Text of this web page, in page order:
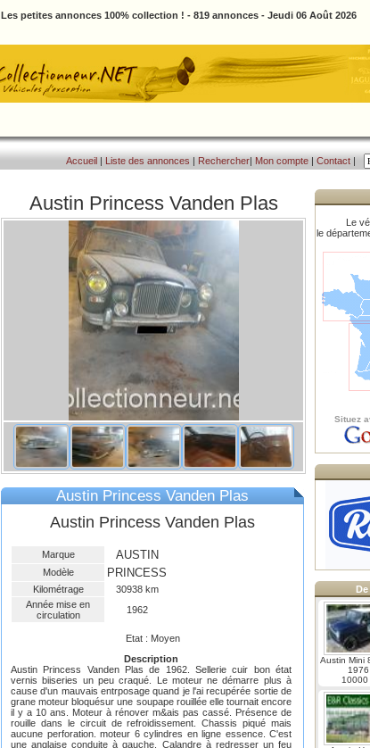
Les petites annonces 100% collection ! - 819 annonces - Jeudi 06 Août 2026
Accueil | Liste des annonces | Rechercher| Mon compte | Contact |
Austin Princess Vanden Plas
Austin Princess Vanden Plas
Austin Princess Vanden Plas
Marque AUSTIN
Modèle PRINCESS
Kilométrage
30938 km
Année mise en
circulation
1962
Etat : Moyen
Description
Austin Princess Vanden Plas de 1962. Sellerie cuir bon état
vernis biiseries un peu craqué. Le moteur ne démarre plus à
cause d'un mauvais entrposage quand je l'ai recupérée sortie de
grane moteur bloquésur une soupape rouillée elle tournait encore
il y a 10 ans. Moteur à rénover m&ais pas cassé. Présence de
rouille dans le circuit de refroidissement. Chassis piqué mais
aucune perforation. moteur 6 cylindres en ligne essence. C'est
une anglaise conduite à gauche. Calandre à redresser un feu
Le
le
Situez
Austin Mini
1976
10000